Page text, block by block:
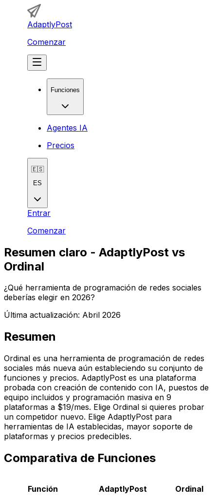
AdaptlyPost
Comenzar
Funciones
Agentes IA
Precios
🇪🇸
ES
Entrar
Comenzar
Resumen claro - AdaptlyPost vs
Ordinal
¿Qué herramienta de programación de redes sociales
deberías elegir en 2026?
Última actualización: Abril 2026
Resumen
Ordinal es una herramienta de programación de redes
sociales más nueva aún estableciendo su conjunto de
funciones y precios. AdaptlyPost es una plataforma
probada con creación de contenido con IA, puestos de
equipo incluidos y programación masiva en 9
plataformas a $19/mes. Elige Ordinal si quieres probar
un competidor nuevo. Elige AdaptlyPost para
herramientas de IA establecidas, mayor soporte de
plataformas y precios predecibles.
Comparativa de Funciones
Función AdaptlyPost Ordinal